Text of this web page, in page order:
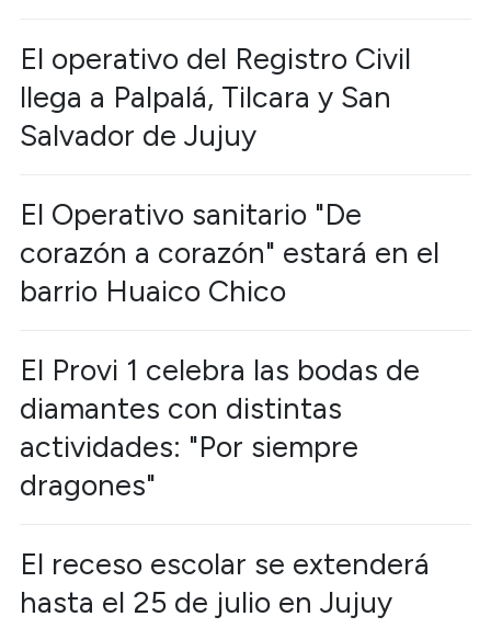
El operativo del Registro Civil
llega a Palpalá, Tilcara y San
Salvador de Jujuy
El Operativo sanitario "De
corazón a corazón" estará en el
barrio Huaico Chico
El Provi 1 celebra las bodas de
diamantes con distintas
actividades: "Por siempre
dragones"
El receso escolar se extenderá
hasta el 25 de julio en Jujuy